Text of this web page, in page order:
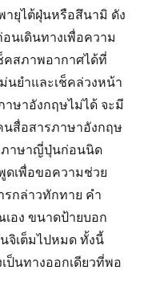
ายุไต้ฝุ่นหรือสึนามิ ดัง
เดินทางเพื่อความ
คสภาพอากาศได้ที่
ยำและเช็คล่วงหน้า
ษาอังกฤษไม่ได้ จะมี
สื่อสารภาษาอังกฤษ
ภาษาญี่ปุ่นก่อนนิด
ดเพื่อขอความช่วย
รกล่าวทักทาย คำ
อง ขนาดป้ายบอก
จิเต็มไปหมด ทั้งนี้
นทางออกเดียวที่พอ